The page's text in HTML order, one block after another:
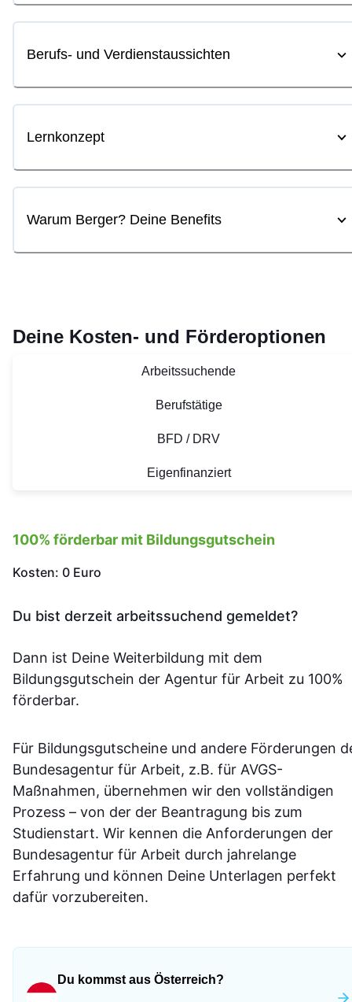
Berufs- und Verdienstaussichten
Lernkonzept
Warum Berger? Deine Benefits
Deine Kosten- und Förderoptionen
Arbeitssuchende
Berufstätige
BFD / DRV
Eigenfinanziert
100% förderbar mit Bildungsgutschein
Kosten: 0 Euro
Du bist derzeit arbeitssuchend gemeldet?
Dann ist Deine Weiterbildung mit dem
Bildungsgutschein der Agentur für Arbeit zu 100%
förderbar.
Für Bildungsgutscheine und andere Förderungen
Bundesagentur für Arbeit, z.B. für AVGS-
Maßnahmen, übernehmen wir den vollständigen
Prozess – von der der Beantragung bis zum
Studienstart. Wir kennen die Anforderungen der
Bundesagentur für Arbeit durch jahrelange
Erfahrung und können Deine Unterlagen perfekt
dafür vorzubereiten.
Du kommst aus Österreich?